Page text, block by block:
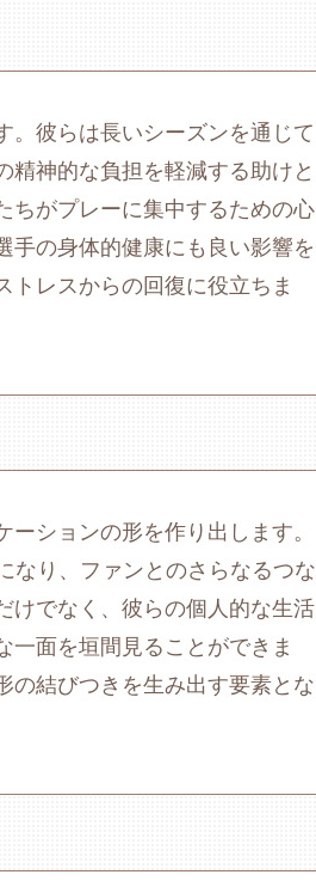
。彼らは長いシーズンを通じて
精神的な負担を軽減する助けと
ちがプレーに集中するための心
手の身体的健康にも良い影響を
トレスからの回復に役立ちま
ションの形を作り出します。
なり、ファンとのさらなるつな
けでなく、彼らの個人的な生活
一面を垣間見ることができま
の結びつきを生み出す要素とな